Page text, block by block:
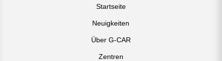
Startseite
Neuigkeiten
Über G-CAR
Zentren